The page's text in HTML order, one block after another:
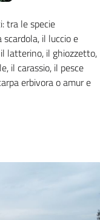
tra le specie
il luccio e
latterino, il ghiozzetto,
il carassio, il pesce
erbivora o amur e